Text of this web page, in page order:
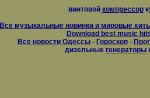
винтовой компрессор
Все музыкальные новинки и мировые
Download best music
Все новости Одессы - Гороскоп -
дизельные генераторы